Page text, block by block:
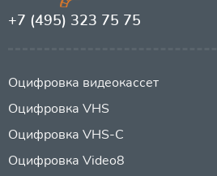
+7 (495) 323 75 75
Оцифровка видеокассет
Оцифровка VHS
Оцифровка VHS-C
Оцифровка Video8